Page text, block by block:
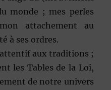
monde ; mes perles
attachement au
à ses ordres.
aux traditions ;
les Tables de la Loi,
de notre univers